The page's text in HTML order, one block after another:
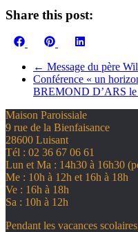
Share this post:
Share
FacebookShare
Pinterest
← Message du père
Conférence « un
BREMOND D’ARS le
Maison Paroissiale
9 rue de la Bienfaisance
28600 Luisant
Tél : 02 36 67 06 61
Lun et Ma : 14h30 à 16h30
Me : 10h à 12h et 16h à 18h
Ve : 16h à 18h
Sa : 10h à 12h
Pendant les vacances